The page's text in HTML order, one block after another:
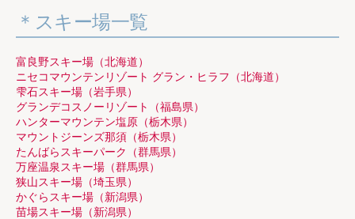
スキー場一覧
富良野スキー場（北海道）
ニセコマウンテンリゾート グラン・ヒラフ（北海道）
雫石スキー場（岩手県）
グランデコスノーリゾート（福島県）
ハンターマウンテン塩原（栃木県）
マウントジーンズ那須（栃木県）
たんばらスキーパーク（群馬県）
万座温泉スキー場（群馬県）
狭山スキー場（埼玉県）
かぐらスキー場（新潟県）
苗場スキー場（新潟県）